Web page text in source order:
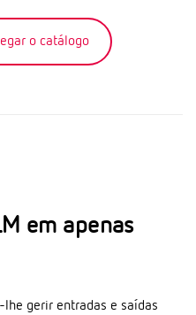
o catálogo
em apenas
gerir entradas e saídas